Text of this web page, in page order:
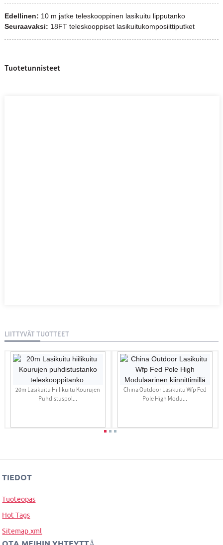
Edellinen: 10 m jatke teleskooppinen lasikuitu lipputanko
Seuraavaksi: 18FT teleskooppiset lasikuitukomposiittiputket
Tuotetunnisteet
LIITTYVÄT TUOTTEET
20m Lasikuitu Hiilikuitu Kourujen
Puhdistuspol...
China Outdoor Lasikuitu Wfp Fed
Pole High Modu...
TIEDOT
Tuoteopas
Hot Tags
Sitemap.xml